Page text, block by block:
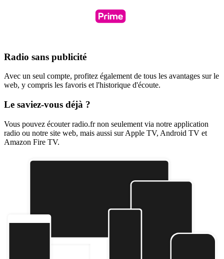
Radio sans publicité
Avec un seul compte, profitez également de tous les avantages sur le
web, y compris les favoris et l'historique d'écoute.
Le saviez-vous déjà ?
Vous pouvez écouter radio.fr non seulement via notre application
radio ou notre site web, mais aussi sur Apple TV, Android TV et
Amazon Fire TV.